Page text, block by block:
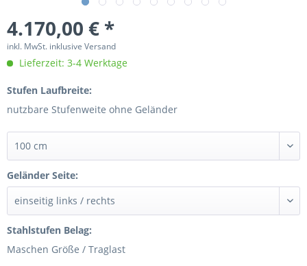
4.170,00 € *
inkl. MwSt. inklusive Versand
Lieferzeit: 3-4 Werktage
Stufen Laufbreite:
nutzbare Stufenweite ohne Geländer
Geländer Seite:
Stahlstufen Belag:
Maschen Größe / Traglast